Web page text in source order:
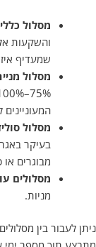
מסלול כללי–
והשקעות
שמעדיף איזון
מסלול מנייתי –
המעוניינים
מסלול סולידי /
בעיקר באגרות
מבוגרים או כאלה
מסלולים עוקבי
בין מסלולים